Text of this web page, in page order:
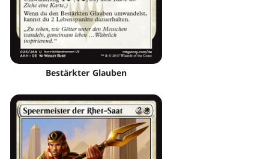
Bestärkter Glauben